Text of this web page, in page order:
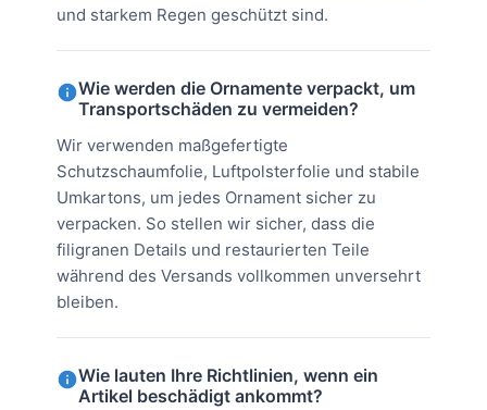
und starkem Regen geschützt sind.
Wie werden die Ornamente verpackt, um
Transportschäden zu vermeiden?
Wir verwenden maßgefertigte
Schutzschaumfolie, Luftpolsterfolie und stabile
Umkartons, um jedes Ornament sicher zu
verpacken. So stellen wir sicher, dass die
filigranen Details und restaurierten Teile
während des Versands vollkommen unversehrt
bleiben.
Wie lauten Ihre Richtlinien, wenn ein
Artikel beschädigt ankommt?